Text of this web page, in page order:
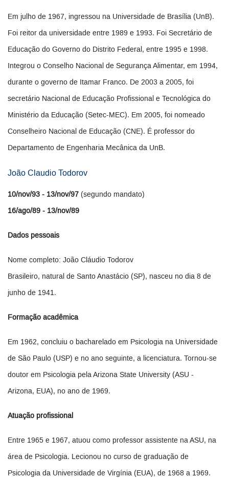
Em julho de 1967, ingressou na Universidade de Brasília (UnB).
Foi reitor da universidade entre 1989 e 1993. Foi Secretário de
Educação do Governo do Distrito Federal, entre 1995 e 1998.
Integrou o Conselho Nacional de Segurança Alimentar, em 1994,
durante o governo de Itamar Franco. De 2003 a 2005, foi
secretário Nacional de Educação Profissional e Tecnológica do
Ministério da Educação (Setec-MEC). Em 2005, foi nomeado
Conselheiro Nacional de Educação (CNE). É professor do
Departamento de Engenharia Mecânica da UnB.
João Claudio Todorov
10/nov/93 - 13/nov/97 (segundo mandato)
16/ago/89 - 13/nov/89
Dados pessoais
Nome completo: João Cláudio Todorov
Brasileiro, natural de Santo Anastácio (SP), nasceu no dia 8 de
junho de 1941.
Formação acadêmica
Em 1962, concluiu o bacharelado em Psicologia na Universidade
de São Paulo (USP) e no ano seguinte, a licenciatura. Tornou-se
doutor em Psicologia pela Arizona State University (ASU -
Arizona, EUA), no ano de 1969.
Atuação profissional
Entre 1965 e 1967, atuou como professor assistente na ASU, na
área de Psicologia. Lecionou no curso de graduação de
Psicologia da Universidade de Virgínia (EUA), de 1968 a 1969.